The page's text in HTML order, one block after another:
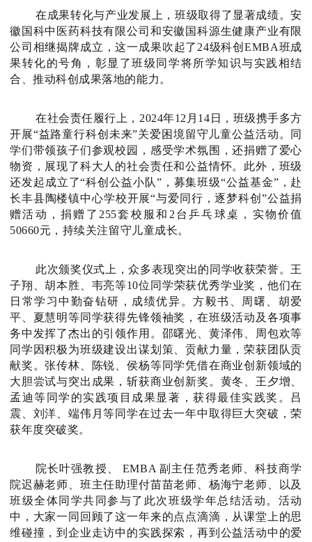
在成果转化与产业发展上，班级取得了显著成绩。安
徽国科中医药科技有限公司和安徽国科源生健康产业有限
公司相继揭牌成立，这一成果吹起了24级科创EMBA班成
果转化的号角，彰显了班级同学将所学知识与实践相结
合、推动科创成果落地的能力。
在社会责任履行上，2024年12月14日，班级携手多方
开展“益路童行科创未来”关爱困境留守儿童公益活动。同
学们带领孩子们参观校园，感受学术氛围，还捐赠了爱心
物资，展现了科大人的社会责任和公益情怀。此外，班级
还发起成立了“科创公益小队”，募集班级“公益基金”， 赴
长丰县陶楼镇中心学校开展“与爱同行，逐梦科创”公益捐
赠活动 ，捐赠了255套校服和2台乒乓球桌，实物价值
50660元， 持续关注留守儿童成长。
此次颁奖仪式上，众多表现突出的同学收获荣誉。王
子翔、胡本胜、韦亮等10位同学荣获优秀学业奖，他们在
日常学习中勤奋钻研，成绩优异。方毅书、周曙、胡爱
平、夏慧明等同学获得先锋领袖奖，在班级活动及各项事
务中发挥了杰出的引领作用。邵曙光、黄泽伟、周包欢等
同学因积极为班级建设出谋划策、贡献力量，荣获团队贡
献奖。张传林、陈锐、侯杨等同学凭借在商业创新领域的
大胆尝试与突出成果，斩获商业创新奖。黄冬、王夕增、
孟迪等同学的实践项目成果显著，获得最佳实践奖。吕
震、刘洋、端伟月等同学在过去一年中取得巨大突破，荣
获年度突破奖。
院长叶强教授、 EMBA 副主任范秀老师、科技商学
院迟赫老师、班主任助理付苗苗老师、杨海宁老师、以及
班级全体同学共同参与了此次班级学年总结活动。活动
中，大家一同回顾了这一年来的点点滴滴，从课堂上的思
维碰撞，到企业走访中的实践探索，再到公益活动中的爱